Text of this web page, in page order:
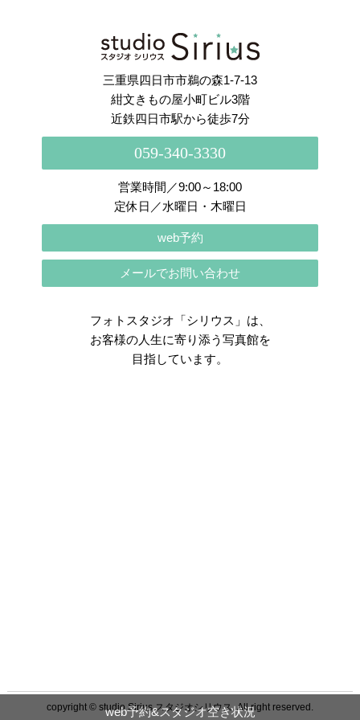
web予約&スタジオ空き状況
Instagram でフォロー
三重県四日市市鵜の森1-7-13
紺文きもの屋小町ビル3階
近鉄四日市駅から徒歩7分
059-340-3330
営業時間／9:00～18:00
定休日／水曜日・木曜日
web予約
メールでお問い合わせ
フォトスタジオ「シリウス」は、
お客様の人生に寄り添う写真館を
目指しています。
copyright © studio Sirius スタジオシリウス. All right reserved.